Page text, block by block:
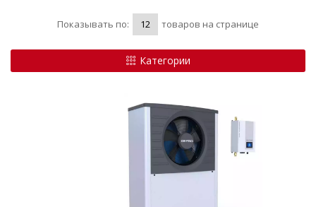
Показывать по: товаров на странице
Категории